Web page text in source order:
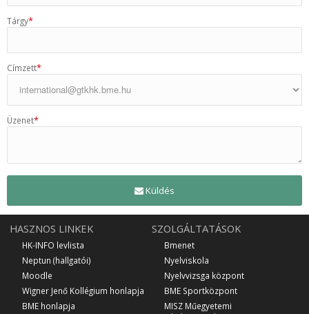
Tárgy*
Címzett*
Üzenet*
Küldés
HASZNOS LINKEK
HK-INFO levlista
Neptun (hallgatói)
Moodle
Wigner Jenő Kollégium honlapja
BME honlapja
SZOLGÁLTATÁSOK
Bmenet
Nyelviskola
Nyelvvizsga központ
BME Sportközpont
MISZ Műegyetemi